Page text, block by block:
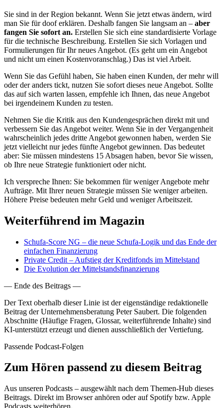
Sie sind in der Region bekannt. Wenn Sie jetzt etwas ändern, wird
man Sie für doof erklären. Deshalb fangen Sie langsam an – aber
fangen Sie sofort an. Erstellen Sie sich eine standardisierte Vorlage
für die technische Beschreibung. Erstellen Sie sich Vorlagen und
Formulierungen für Ihr neues Angebot. (Es geht um ein Angebot
und nicht um einen Kostenvoranschlag.) Das ist viel Arbeit.
Wenn Sie das Gefühl haben, Sie haben einen Kunden, der mehr will
oder der anders tickt, nutzen Sie sofort dieses neue Angebot. Sollte
das auf sich warten lassen, empfehle ich Ihnen, das neue Angebot
bei irgendeinem Kunden zu testen.
Nehmen Sie die Kritik aus den Kundengesprächen direkt mit und
verbessern Sie das Angebot weiter. Wenn Sie in der Vergangenheit
wahrscheinlich jedes dritte Angebot gewonnen haben, werden Sie
jetzt vielleicht nur jedes fünfte Angebot gewinnen. Das bedeutet
aber: Sie müssen mindestens 15 Absagen haben, bevor Sie wissen,
ob Ihre neue Strategie funktioniert oder nicht.
Ich verspreche Ihnen: Sie bekommen für weniger Angebote mehr
Aufträge. Mit Ihrer neuen Strategie müssen Sie weniger arbeiten.
Höhere Preise bedeuten mehr Geld und weniger Arbeitszeit.
Weiterführend im Magazin
Schufa-Score NG – die neue Schufa-Logik und das Ende der
einfachen Finanzierung
Private Credit – Aufstieg der Kreditfonds im Mittelstand
Die Evolution der Mittelstandsfinanzierung
— Ende des Beitrags —
Der Text oberhalb dieser Linie ist der eigenständige redaktionelle
Beitrag der Unternehmensberatung Peter Saubert. Die folgenden
Abschnitte (Häufige Fragen, Glossar, weiterführende Inhalte) sind
KI-unterstützt erzeugt und dienen ausschließlich der Vertiefung.
Passende Podcast-Folgen
Zum Hören passend zu diesem Beitrag
Aus unseren Podcasts – ausgewählt nach dem Themen-Hub dieses
Beitrags. Direkt im Browser anhören oder auf Spotify bzw. Apple